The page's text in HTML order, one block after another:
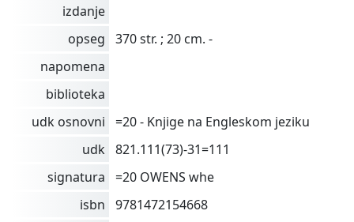
izdanje
opseg
370 str. ; 20 cm. -
napomena
biblioteka
udk osnovni
=20 - Knjige na Engleskom jeziku
udk 821.111(73)-31=111
signatura
=20 OWENS whe
isbn
9781472154668